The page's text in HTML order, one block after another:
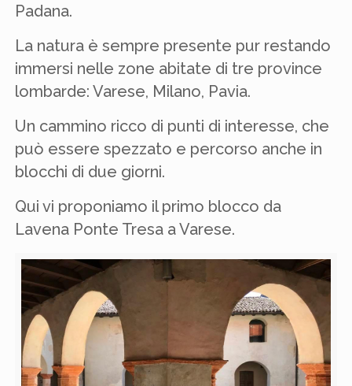
Padana.
La natura è sempre presente pur restando
immersi nelle zone abitate di tre province
lombarde: Varese, Milano, Pavia.
Un cammino ricco di punti di interesse, che
può essere spezzato e percorso anche in
blocchi di due giorni.
Qui vi proponiamo il primo blocco da
Lavena Ponte Tresa a Varese.